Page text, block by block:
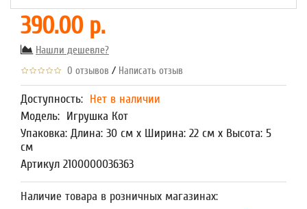
390.00 р.
Нашли дешевле?
0 отзывов / Написать отзыв
Доступность: Нет в наличии
Модель: Игрушка Кот
Упаковка: Длина: 30 см x Ширина: 22 см x Высота: 5
см
Артикул 2100000036363
Наличие товара в розничных магазинах: